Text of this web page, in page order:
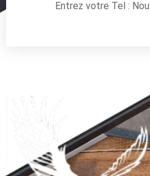
Entrez votre Tel :